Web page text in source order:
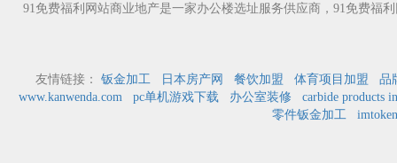
91免费福利网站商业地产是一家办公楼选址服务供应商，91免费福
友情链接： 钣金加工 日本房产网 餐饮加盟 体育项目加盟
品
www.kanwenda.com
pc单机游戏下载 办公室装修
carbide products
零件钣金加工